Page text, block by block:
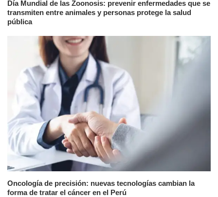
Día Mundial de las Zoonosis: prevenir enfermedades que se
transmiten entre animales y personas protege la salud
pública
Oncología de precisión: nuevas tecnologías cambian la
forma de tratar el cáncer en el Perú